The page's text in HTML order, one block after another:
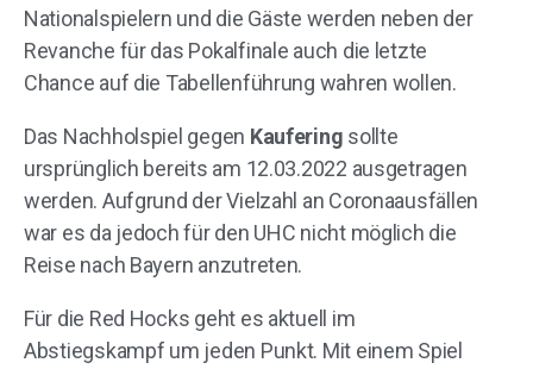
Nationalspielern und die Gäste werden neben der
Revanche für das Pokalfinale auch die letzte
Chance auf die Tabellenführung wahren wollen.
Das Nachholspiel gegen Kaufering sollte
ursprünglich bereits am 12.03.2022 ausgetragen
werden. Aufgrund der Vielzahl an Coronaausfällen
war es da jedoch für den UHC nicht möglich die
Reise nach Bayern anzutreten.
Für die Red Hocks geht es aktuell im
Abstiegskampf um jeden Punkt. Mit einem Spiel